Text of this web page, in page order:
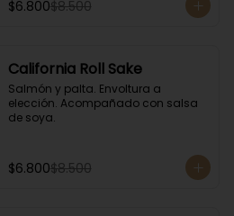
$6.800$8.500
California Roll Sake
Salmón y palta. Envoltura a
elección. Acompañado con salsa
de soya.
$6.800$8.500